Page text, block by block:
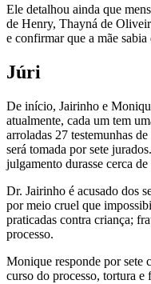
Ele detalhou ainda que
de Henry, Thayná de
e confirmar que a mãe sabia
Júri
De início, Jairinho e
atualmente, cada um tem
arroladas 27 testemunhas
será tomada por sete
julgamento durasse cerca
Dr. Jairinho é acusado dos
por meio cruel que
praticadas contra criança;
processo.
Monique responde por sete
curso do processo, tortura e